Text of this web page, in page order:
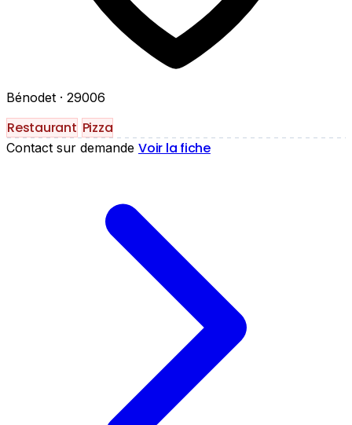
Bénodet · 29006
Restaurant Pizza
Contact sur demande Voir la fiche